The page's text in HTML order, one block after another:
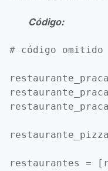
Código:
# código omitido
restaurantes =